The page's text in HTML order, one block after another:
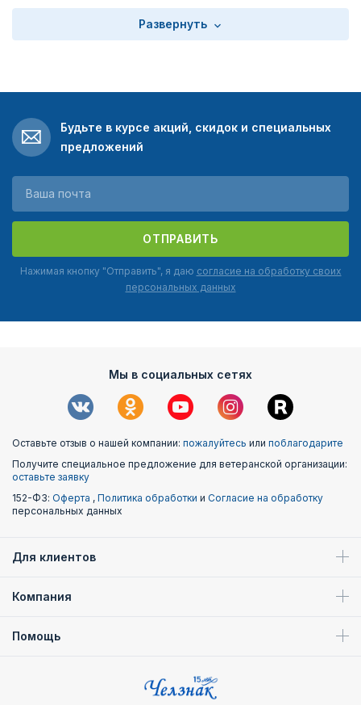
Развернуть
Будьте в курсе акций, скидок и специальных
предложений
ОТПРАВИТЬ
Нажимая кнопку "Отправить", я даю согласие на обработку своих
персональных данных
Мы в социальных сетях
Оставьте отзыв о нашей компании: пожалуйтесь или поблагодарите
Получите специальное предложение для ветеранской организации:
оставьте заявку
152-ФЗ: Оферта , Политика обработки и Согласие на обработку
персональных данных
Для клиентов
Компания
Помощь